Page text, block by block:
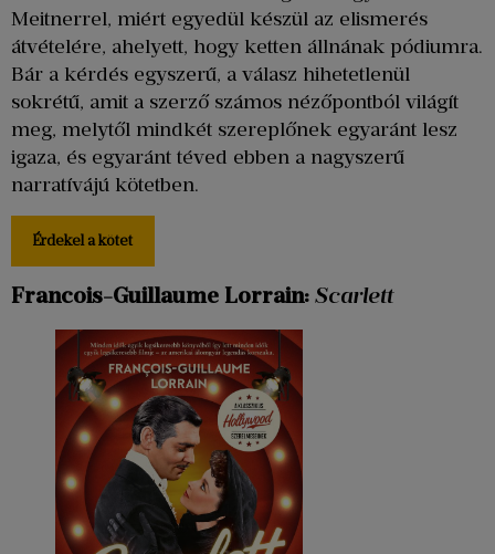
Meitnerrel, miért egyedül készül az elismerés
átvételére, ahelyett, hogy ketten állnának pódiumra.
Bár a kérdés egyszerű, a válasz hihetetlenül
sokrétű, amit a szerző számos nézőpontból világít
meg, melytől mindkét szereplőnek egyaránt lesz
igaza, és egyaránt téved ebben a nagyszerű
narratívájú kötetben.
Érdekel a kötet
Francois-Guillaume Lorrain: Scarlett